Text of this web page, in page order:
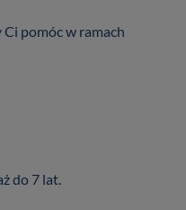
Ci pomóc w ramach
do 7 lat.